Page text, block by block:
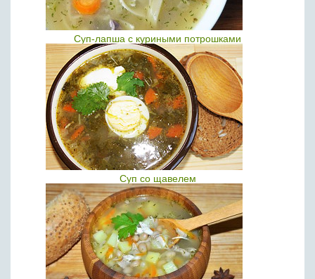
Суп-лапша с куриными потрошками
Суп со щавелем